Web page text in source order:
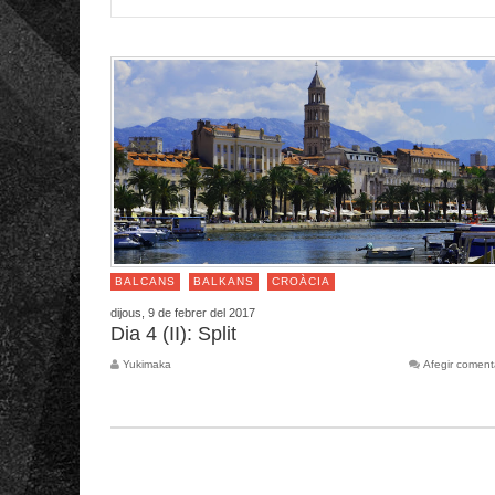
BALCANS BALKANS CROÀCIA
dijous, 9 de febrer del 2017
Dia 4 (II): Split
Yukimaka Afegir